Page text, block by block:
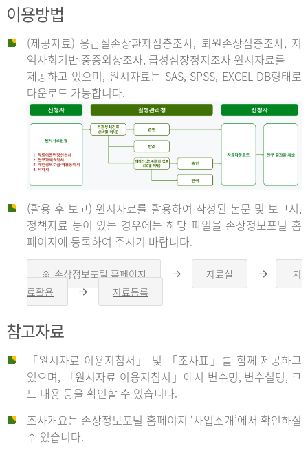
이용방법
(제공자료) 응급실손상환자심층조사, 퇴원손상심층조사, 지
역사회기반 중증외상조사, 급성심장정지조사 원시자료를
제공하고 있으며, 원시자료는 SAS, SPSS, EXCEL DB형태로
다운로드 가능합니다.
신
청
자
신
청
자
는
1.
자
(활용 후 보고) 원시자료를 활용하여 작성된 논문 및 보고서,
정책자료 등이 있는 경우에는 해당 파일을 손상정보포털 홈
페이지에 등록하여 주시기 바랍니다.
※ 손상정보포털 홈페이지
른
자료실
른
자
료활용
른
자료등록
참고자료
「원시자료 이용지침서」 및 「조사표」를 함께 제공하고
있으며, 「원시자료 이용지침서」에서 변수명, 변수설명, 코
드 내용 등을 확인할 수 있습니다.
조사개요는 손상정보포털 홈페이지 ‘사업소개’에서 확인하실
수 있습니다.